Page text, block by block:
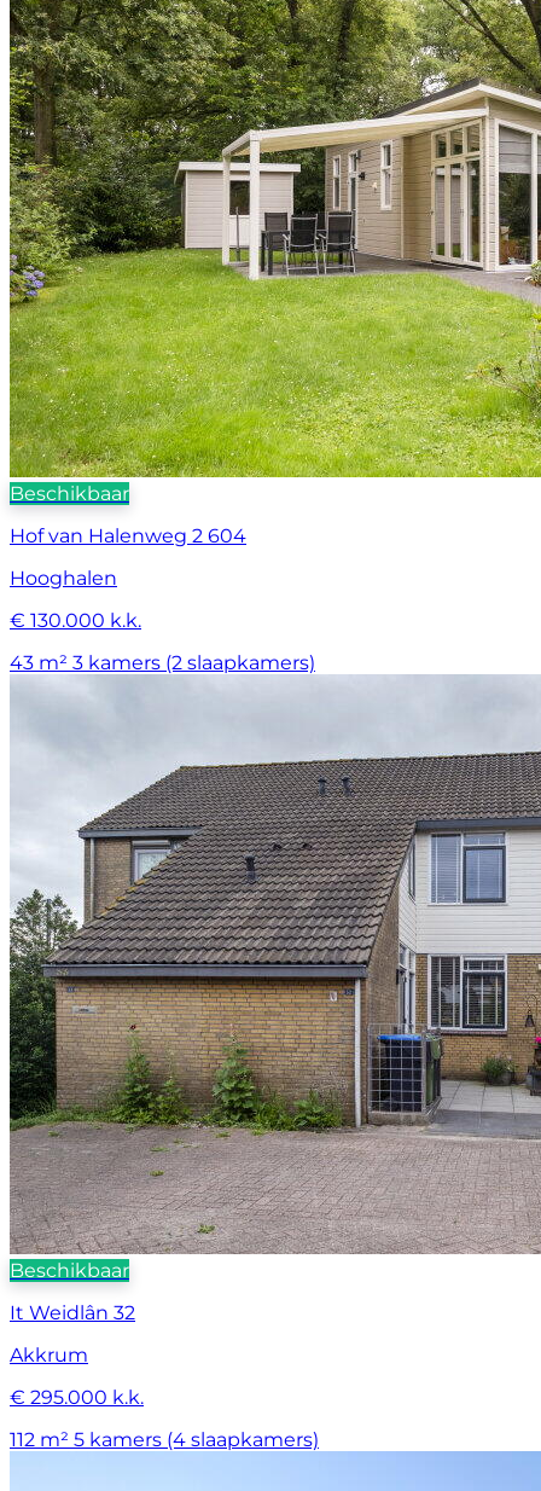
Beschikbaar
Hof van Halenweg 2 604
Hooghalen
€ 130.000 k.k.
43 m² 3 kamers (2 slaapkamers)
Beschikbaar
It Weidlân 32
Akkrum
€ 295.000 k.k.
112 m² 5 kamers (4 slaapkamers)